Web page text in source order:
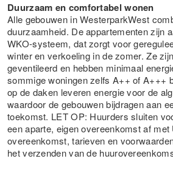
Duurzaam en comfortabel wonen
Alle gebouwen in WesterparkWest
duurzaamheid. De appartementen zijn
WKO-systeem, dat zorgt voor
winter en verkoeling in de zomer. Ze
geventileerd en hebben minimaal
sommige woningen zelfs A++ of A+++
op de daken leveren energie voor de
waardoor de gebouwen bijdragen aan
toekomst. LET OP: Huurders sluiten
een aparte, eigen overeenkomst af met
overeenkomst, tarieven en
het verzenden van de